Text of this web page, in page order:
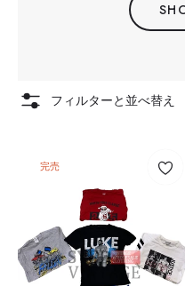
フィルターと並べ替え
完売